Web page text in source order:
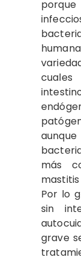
más
Por lo
sin
grave